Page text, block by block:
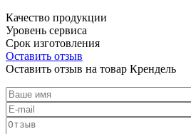
Качество продукции
Уровень сервиса
Срок изготовления
Оставить отзыв
Оставить отзыв на товар Крендель